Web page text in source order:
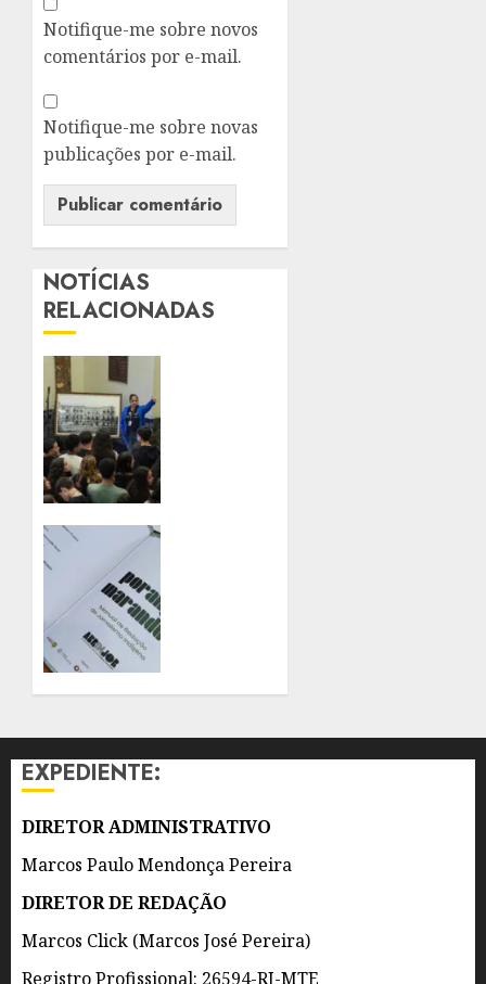
Notifique-me sobre novos
comentários por e-mail.
Notifique-me sobre novas
publicações por e-mail.
NOTÍCIAS
RELACIONADAS
AGOSTO
DE 2026
0
EXPEDIENTE:
DIRETOR ADMINISTRATIVO
Marcos Paulo Mendonça Pereira
DIRETOR DE REDAÇÃO
Marcos Click (Marcos José Pereira)
Registro Profissional: 26594-RJ-MTE